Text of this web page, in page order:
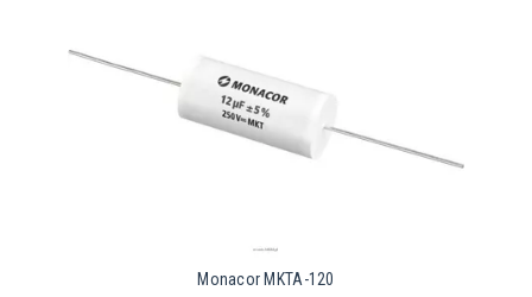
Monacor MKTA-120